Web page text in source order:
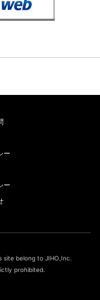
ー
ー
site belong to JIHO,Inc.
prohibited.